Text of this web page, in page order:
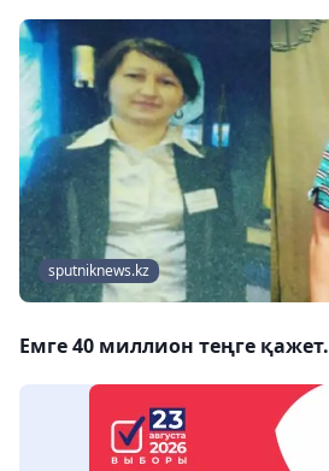
sputniknews.kz
Емге 40 миллион теңге қажет.